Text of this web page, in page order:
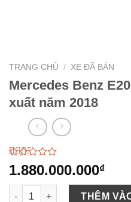
TRANG CHỦ / XE ĐÃ BÁN
Mercedes Benz
xuất năm 2018
2.29
trên
5
21
1.880.000.000₫
Mercedes Benz E200 Màu
THÊM